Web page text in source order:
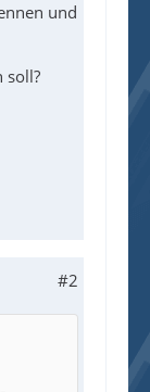
und
soll?
#2